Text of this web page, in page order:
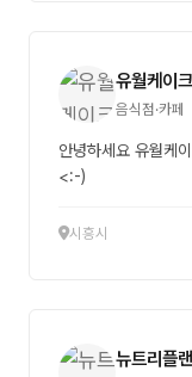
유월케이크
음식점·카페
안녕하세요 유월케
<:-)
시흥시
뉴트리플랜